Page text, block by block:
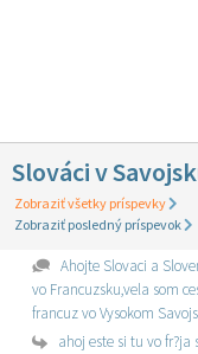
Slováci v
Zobraziť všetky príspevky
Zobraziť posledný príspevok
Ahojte Slovaci a
vo Francuzsku,vela som
francuz vo Vysokom
ahoj este si tu vo